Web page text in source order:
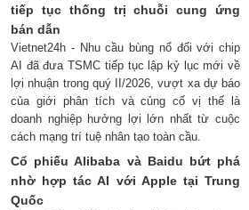
tiếp tục thống trị chuỗi cung ứng
bán dẫn
Vietnet24h - Nhu cầu bùng nổ đối với chip
AI đã đưa TSMC tiếp tục lập kỷ lục mới về
lợi nhuận trong quý II/2026, vượt xa dự báo
của giới phân tích và củng cố vị thế là
doanh nghiệp hưởng lợi lớn nhất từ cuộc
cách mạng trí tuệ nhân tạo toàn cầu.
Cổ phiếu Alibaba và Baidu bứt phá
nhờ hợp tác AI với Apple tại Trung
Quốc